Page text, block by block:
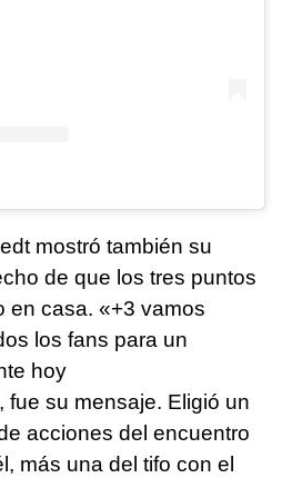
mostró también su
de que los tres puntos
en casa. «+3 vamos
los fans para un
hoy
su mensaje. Eligió un
acciones del encuentro
más una del tifo con el